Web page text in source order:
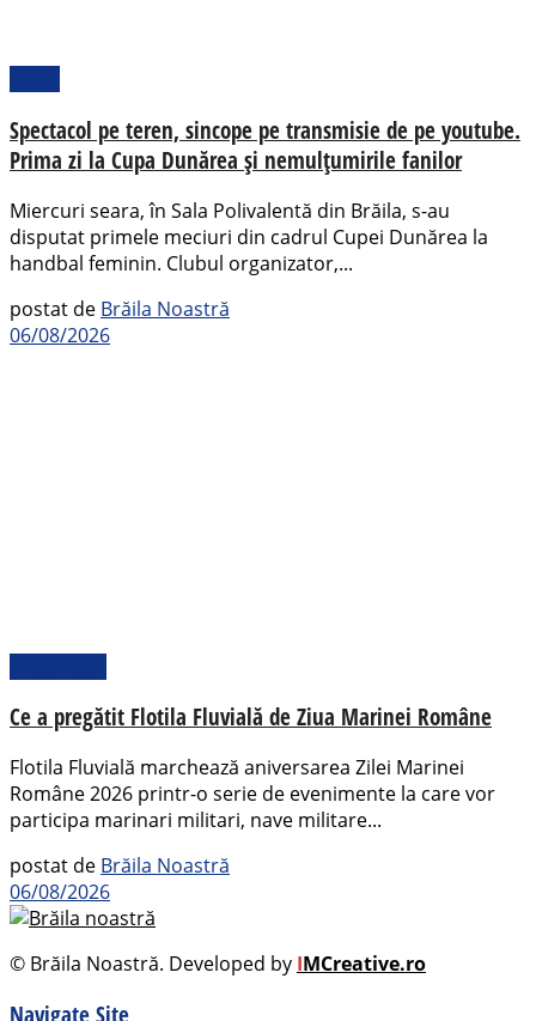
Spectacol pe teren, sincope pe transmisie de pe youtube.
Prima zi la Cupa Dunărea și nemulțumirile fanilor
Miercuri seara, în Sala Polivalentă din Brăila, s-au
disputat primele meciuri din cadrul Cupei Dunărea la
handbal feminin. Clubul organizator,...
postat de Brăila Noastră
06/08/2026
Ce a pregătit Flotila Fluvială de Ziua Marinei Române
Flotila Fluvială marchează aniversarea Zilei Marinei
Române 2026 printr-o serie de evenimente la care vor
participa marinari militari, nave militare...
postat de Brăila Noastră
06/08/2026
© Brăila Noastră. Developed by IMCreative.ro
Navigate Site